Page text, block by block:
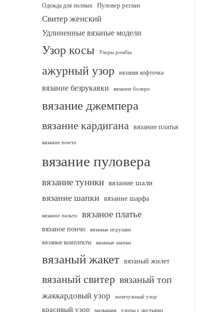
Одежда для полных Пуловер реглан
Свитер женский
Удлиненные вязаные модели
Узор косы Узоры ромбы
ажурный узор вязаная кофточка
вязание безрукавки вязание болеро
вязание джемпера
вязание кардигана вязание платья
вязание пончо
вязание пуловера
вязание туники вязание шали
вязание шапки вязание шарфа
вязаное пальто вязаное платье
вязаное пончо вязаные игрушки
вязаные комплекты
вязаные шапки
вязаный жакет вязаный жилет
вязаный свитер вязаный топ
жаккардовый узор жемчужный узор
красивый узор малышам узоры с листьями